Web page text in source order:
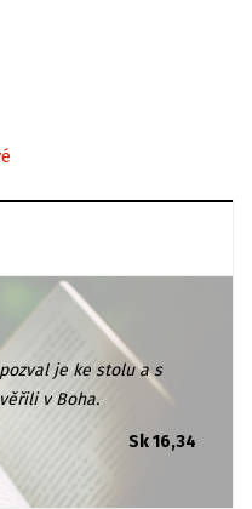
je ke stolu a s
v Boha.
Sk 16,34